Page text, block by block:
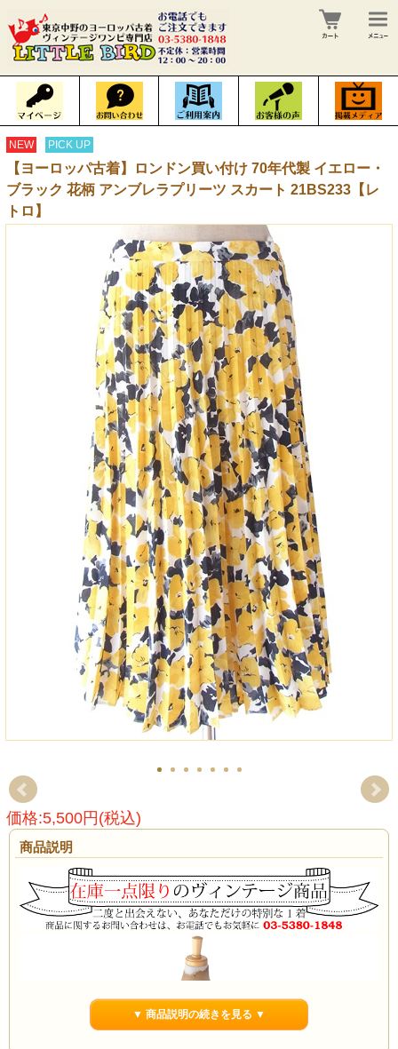
NEW PICK UP
【ヨーロッパ古着】ロンドン買い付け 70年代製 イエロー・
ブラック 花柄 アンブレラプリーツ スカート 21BS233【レ
トロ】
価格:5,500円(税込)
商品説明
▼ 商品説明の続きを見る ▼